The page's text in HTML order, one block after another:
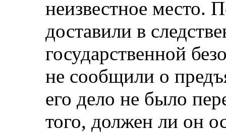
неизвестное место.
доставили в
государственной
не сообщили о
его дело не было
того, должен ли он